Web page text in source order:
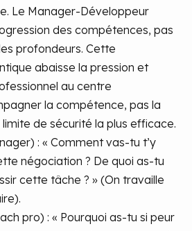
Le Manager-Développeur
des compétences, pas
profondeurs. Cette
abaisse la pression et
au centre
la compétence, pas la
limite de sécurité la plus efficace.
: « Comment vas-tu t’y
négociation ? De quoi as-tu
cette tâche ? » (On travaille
pro) : « Pourquoi as-tu si peur